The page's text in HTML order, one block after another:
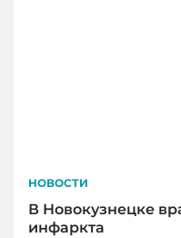
НОВОСТИ
В Новокузнецке
инфаркта